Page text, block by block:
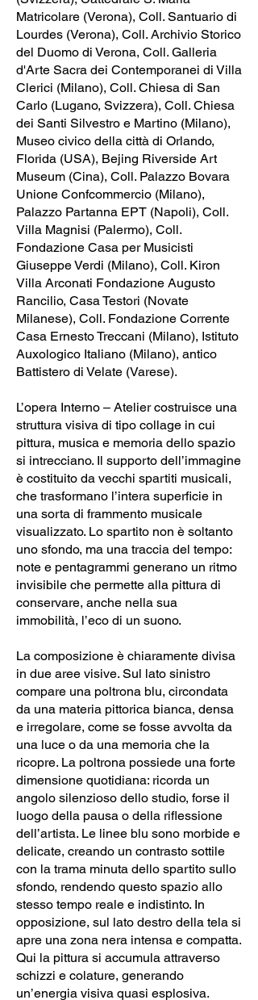
Matricolare (Verona), Coll. Santuario di
Lourdes (Verona), Coll. Archivio Storico
del Duomo di Verona, Coll. Galleria
d'Arte Sacra dei Contemporanei di Villa
Clerici (Milano), Coll. Chiesa di San
Carlo (Lugano, Svizzera), Coll. Chiesa
dei Santi Silvestro e Martino (Milano),
Museo civico della città di Orlando,
Florida (USA), Bejing Riverside Art
Museum (Cina), Coll. Palazzo Bovara
Unione Confcommercio (Milano),
Palazzo Partanna EPT (Napoli), Coll.
Villa Magnisi (Palermo), Coll.
Fondazione Casa per Musicisti
Giuseppe Verdi (Milano), Coll. Kiron
Villa Arconati Fondazione Augusto
Rancilio, Casa Testori (Novate
Milanese), Coll. Fondazione Corrente
Casa Ernesto Treccani (Milano), Istituto
Auxologico Italiano (Milano), antico
Battistero di Velate (Varese).
L’opera Interno – Atelier costruisce una
struttura visiva di tipo collage in cui
pittura, musica e memoria dello spazio
si intrecciano. Il supporto dell’immagine
è costituito da vecchi spartiti musicali,
che trasformano l’intera superficie in
una sorta di frammento musicale
visualizzato. Lo spartito non è soltanto
uno sfondo, ma una traccia del tempo:
note e pentagrammi generano un ritmo
invisibile che permette alla pittura di
conservare, anche nella sua
immobilità, l’eco di un suono.
La composizione è chiaramente divisa
in due aree visive. Sul lato sinistro
compare una poltrona blu, circondata
da una materia pittorica bianca, densa
e irregolare, come se fosse avvolta da
una luce o da una memoria che la
ricopre. La poltrona possiede una forte
dimensione quotidiana: ricorda un
angolo silenzioso dello studio, forse il
luogo della pausa o della riflessione
dell’artista. Le linee blu sono morbide e
delicate, creando un contrasto sottile
con la trama minuta dello spartito sullo
sfondo, rendendo questo spazio allo
stesso tempo reale e indistinto. In
opposizione, sul lato destro della tela si
apre una zona nera intensa e compatta.
Qui la pittura si accumula attraverso
schizzi e colature, generando
un’energia visiva quasi esplosiva.